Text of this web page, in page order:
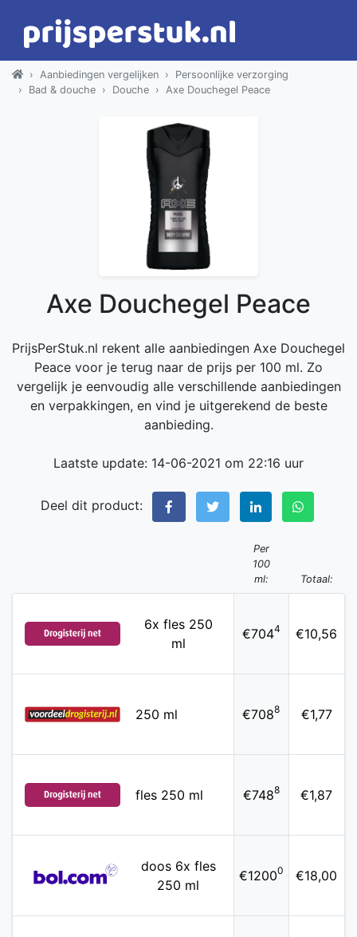
Aanbiedingen vergelijken
Persoonlijke verzorging
Bad & douche
Douche Axe Douchegel Peace
Axe Douchegel Peace
PrijsPerStuk.nl rekent alle aanbiedingen Axe Douchegel
Peace voor je terug naar de prijs per 100 ml. Zo
vergelijk je eenvoudig alle verschillende aanbiedingen
en verpakkingen, en vind je uitgerekend de beste
aanbieding.
Laatste update: 14-06-2021 om 22:16 uur
Deel dit product:
Per
100
ml:
Totaal:
6x fles 250
ml
€7044 €10,56
250 ml €7088 €1,77
fles 250 ml €7488 €1,87
doos 6x fles
250 ml
€12000 €18,00